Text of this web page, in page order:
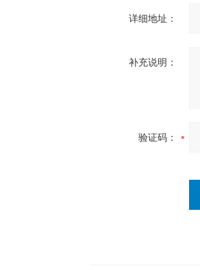
详细地址：
补充说明：
验证码：